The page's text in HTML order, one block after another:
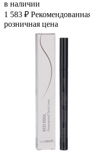
в наличии
1 583 ₽
розничная цена